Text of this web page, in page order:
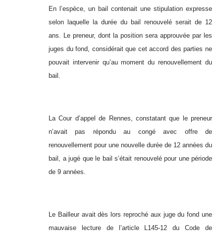
En l’espèce, un bail contenait une stipulation expresse
selon laquelle la durée du bail renouvelé serait de 12
ans. Le preneur, dont la position sera approuvée par les
juges du fond, considérait que cet accord des parties ne
pouvait intervenir qu’au moment du renouvellement du
bail.
La Cour d’appel de Rennes, constatant que
le preneur
n’avait pas répondu au congé avec offre de
renouvellement pour une nouvelle durée de 12 années du
bail, a jugé que le bail s’était renouvelé pour une période
de 9 années.
Le Bailleur avait dès lors reproché aux juge du fond une
mauvaise lecture de l’article L145-12 du Code de